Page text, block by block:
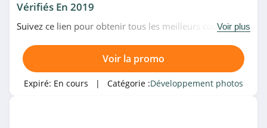
Vérifiés En 2019
Suivez ce lien pour obtenir tous les meilleurs codes
moment. Venez très vite!
Voir plus
Voir la promo
Expiré: En cours | Catégorie :Développement photos